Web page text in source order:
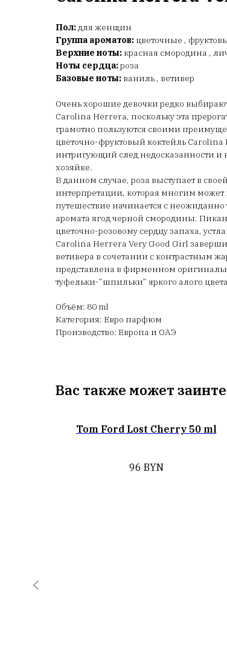
Пол:для женщин
Группа ароматов: цветочные ,
Верхние ноты: красная смородина ,
Ноты сердца:роза
Базовые ноты: ваниль , ветивер
Очень хорошие девочки редко
Carolina Herrera, поскольку эта
грамотно пользуются своими
цветочно-фруктовый коктейль Carolina
интригующий след недосказанности и
хозяйке.
В данном случае, роза выступает в
интерпретации, которая многим может
путешествие начинается с
аромата ягод черной смородины.
цветочно-розовому сердцу запаха,
Carolina Herrera Very Good Girl
ветивера в сочетании с контрастным
представлена в фирменном
туфельки-”шпильки” яркого алого
Объём: 80 ml
Категория: Евро парфюм
Производство: Европа и ОАЭ
Вас также может
Tom Ford Lost Cherry 50 ml
96 BYN